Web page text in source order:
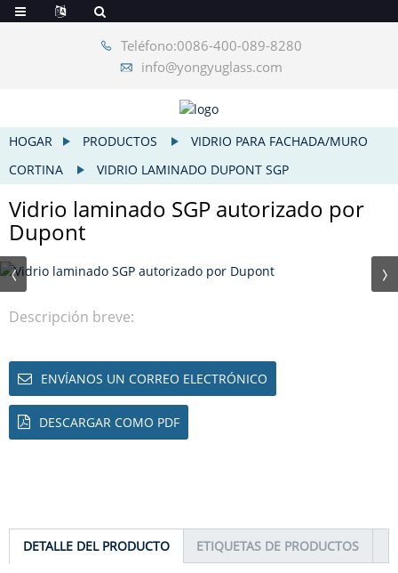
Teléfono:0086-400-089-8280
info@yongyuglass.com
HOGAR PRODUCTOS
VIDRIO PARA FACHADA/MURO
CORTINA
VIDRIO LAMINADO DUPONT SGP
Vidrio laminado SGP autorizado por
Dupont
Descripción breve:
ENVÍANOS UN CORREO ELECTRÓNICO
DESCARGAR COMO PDF
DETALLE DEL PRODUCTO ETIQUETAS DE PRODUCTOS